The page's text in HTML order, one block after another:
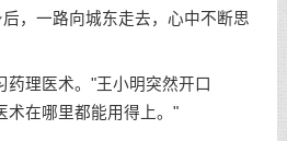
，一路向城东走去，心中不断思
药理医术。"王小明突然开口
术在哪里都能用得上。"